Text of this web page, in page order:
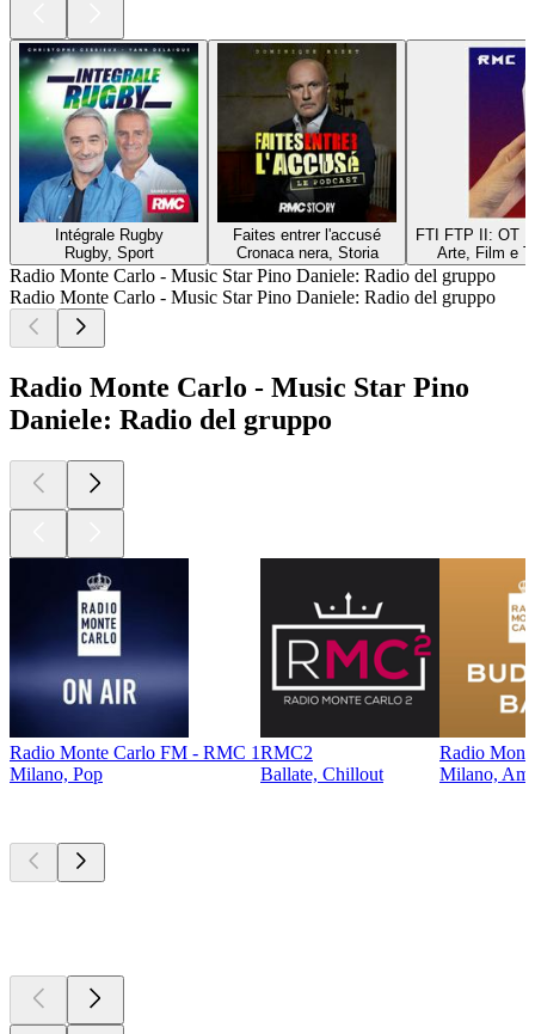
Intégrale Rugby
Rugby, Sport
Faites entrer l'accusé
Cronaca nera, Storia
FTI FTP II: ОТ
Arte, Film e
Radio Monte Carlo - Music Star Pino Daniele: Radio del gruppo
Radio Monte Carlo - Music Star Pino Daniele: Radio del gruppo
Radio Monte Carlo - Music Star Pino
Daniele: Radio del gruppo
Radio Monte Carlo FM - RMC 1
Milano, Pop
RMC2
Ballate, Chillout
Radio
Milano,